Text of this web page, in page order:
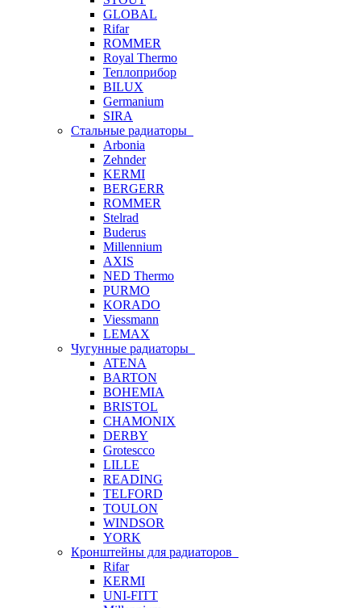
GLOBAL
Rifar
ROMMER
Royal Thermo
Теплоприбор
BILUX
Germanium
SIRA
Стальные радиаторы
Arbonia
Zehnder
KERMI
BERGERR
ROMMER
Stelrad
Buderus
Millennium
AXIS
NED Thermo
PURMO
KORADO
Viessmann
LEMAX
Чугунные радиаторы
ATENA
BARTON
BOHEMIA
BRISTOL
CHAMONIX
DERBY
Grotescco
LILLE
READING
TELFORD
TOULON
WINDSOR
YORK
Кронштейны для радиаторов
Rifar
KERMI
UNI-FITT